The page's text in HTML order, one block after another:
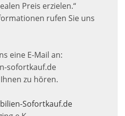
Preis erzielen.“
rufen Sie uns
eine E-Mail an:
sofortkauf.de
zu hören.
Sofortkauf.de